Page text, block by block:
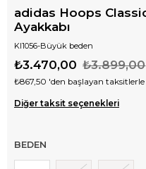
adidas Hoops
Ayakkabı
KI1056-Büyük beden
₺3.899,00
₺3.470,00
₺867,50 'den başlayan taksitlerle
Diğer taksit seçenekleri
BEDEN